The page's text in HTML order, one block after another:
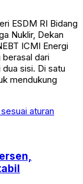
ESDM RI Bidang
Nuklir, Dekan
ICMI Energi
dari
sisi. Di satu
mendukung